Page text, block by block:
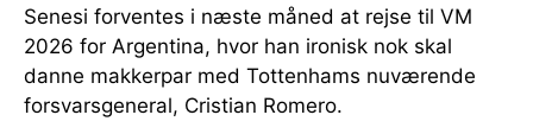
Senesi forventes i næste måned at rejse til VM
2026 for Argentina, hvor han ironisk nok skal
danne makkerpar med Tottenhams nuværende
forsvarsgeneral, Cristian Romero.